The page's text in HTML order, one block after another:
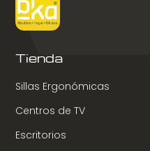
Tienda
Sillas Ergonómicas
Centros de TV
Escritorios